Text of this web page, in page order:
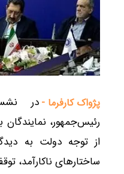
پژواک کارفرما - در
رئیس‌جمهور،
از توجه دولت به
ساختارهای ناکارآمد،